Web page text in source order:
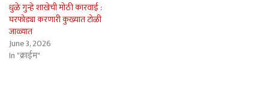
धुळे गुन्हे शाखेची मोठी कारवाई :
घरफोड्या करणारी कुख्यात टोळी
जाळ्यात
June 3, 2026
In "क्राईम"